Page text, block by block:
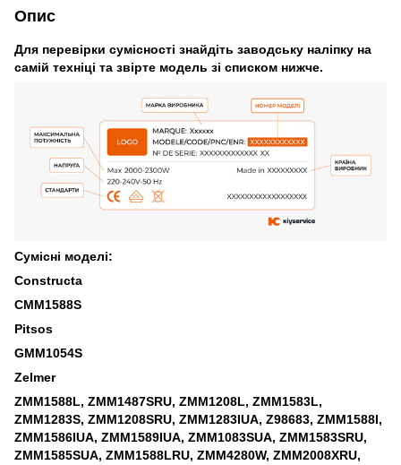
Опис
Для перевірки сумісності знайдіть заводську наліпку на
самій техніці та звірте модель зі списком нижче.
Сумісні моделі:
Constructa
CMM1588S
Pitsos
GMM1054S
Zelmer
ZMM1588L, ZMM1487SRU, ZMM1208L, ZMM1583L,
ZMM1283S, ZMM1208SRU, ZMM1283IUA, Z98683, ZMM1588I,
ZMM1586IUA, ZMM1589IUA, ZMM1083SUA, ZMM1583SRU,
ZMM1585SUA, ZMM1588LRU, ZMM4280W, ZMM2008XRU,